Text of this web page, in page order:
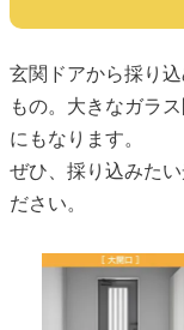
玄関ドアから採り
もの。大きなガラ
にもなります。
ぜひ、採り込みた
ださい。